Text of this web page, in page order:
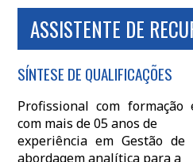
ASSISTENTE DE
SÍNTESE DE QUALIFICAÇÕES
Profissional com formação
com mais de 05 anos de
experiência em Gestão
abordagem analítica para a